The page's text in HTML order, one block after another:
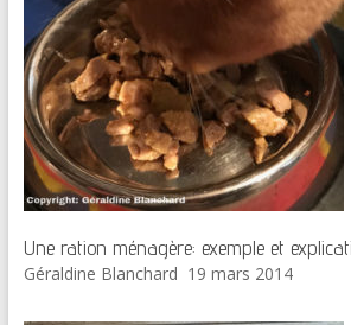
Une ration ménagère: exemple et
Géraldine Blanchard 19 mars 2014